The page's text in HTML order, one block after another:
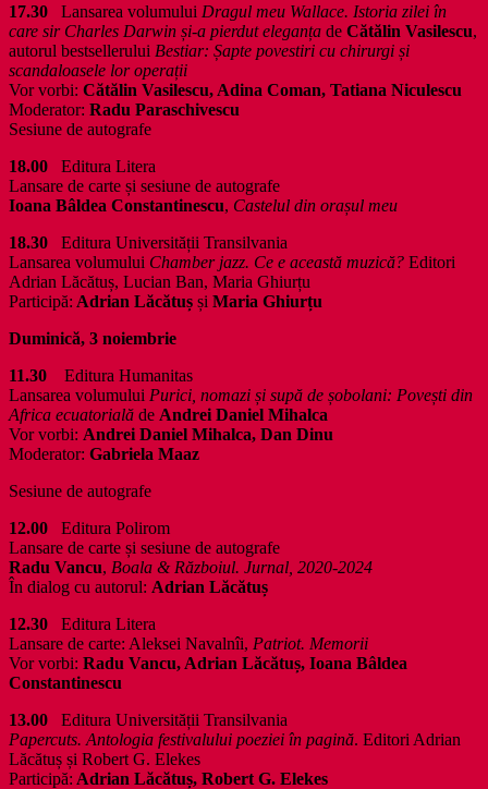
17.30 Lansarea volumului Dragul meu Wallace. Istoria zilei în
care sir Charles Darwin și-a pierdut eleganța de Cătălin Vasilescu,
autorul bestsellerului Bestiar: Șapte povestiri cu chirurgi și
scandaloasele lor operații
Vor vorbi: Cătălin Vasilescu, Adina Coman, Tatiana Niculescu
Moderator: Radu Paraschivescu
Sesiune de autografe
18.00 Editura Litera
Lansare de carte și sesiune de autografe
Ioana Bâldea Constantinescu, Castelul din orașul meu
18.30 Editura Universității Transilvania
Lansarea volumului Chamber jazz. Ce e această muzică? Editori
Adrian Lăcătuș, Lucian Ban, Maria Ghiurțu
Participă: Adrian Lăcătuș și Maria Ghiurțu
Duminică, 3 noiembrie
11.30 Editura Humanitas
Lansarea volumului Purici, nomazi și supă de șobolani: Povești din
Africa ecuatorială de Andrei Daniel Mihalca
Vor vorbi: Andrei Daniel Mihalca, Dan Dinu
Moderator: Gabriela Maaz
Sesiune de autografe
12.00 Editura Polirom
Lansare de carte și sesiune de autografe
Radu Vancu, Boala & Războiul. Jurnal, 2020-2024
În dialog cu autorul: Adrian Lăcătuș
12.30 Editura Litera
Lansare de carte: Aleksei Navalnîi, Patriot. Memorii
Vor vorbi: Radu Vancu, Adrian Lăcătuș, Ioana Bâldea
Constantinescu
13.00 Editura Universității Transilvania
Papercuts. Antologia festivalului poeziei în pagină. Editori Adrian
Lăcătuș și Robert G. Elekes
Participă: Adrian Lăcătuș, Robert G. Elekes